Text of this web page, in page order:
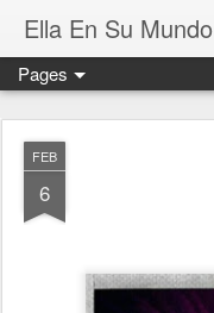
Ella En Su Mundo
Pages
FEB
6